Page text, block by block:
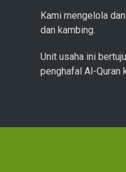
Kami mengelola
dan kambing.
Unit usaha ini
penghafal Al-Quran